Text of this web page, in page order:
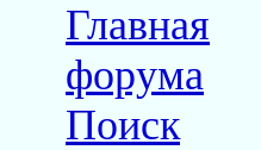
Главная
форума
Поиск